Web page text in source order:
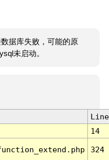
据库失败，可能的原
未启动。
Line
14
324